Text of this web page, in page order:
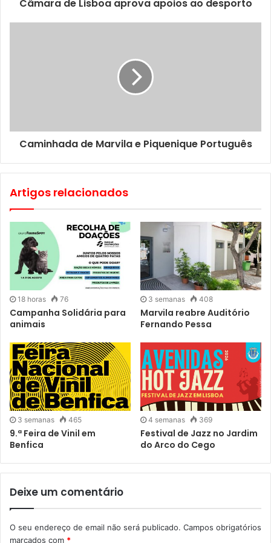
Alameda Padre Álvaro Proença, em Benfica,
Câmara de Lisboa aprova apoios ao desporto
Caminhada de Marvila e Piquenique Português
Artigos relacionados
18 horas 76
Campanha Solidária para
animais
3 semanas 408
Marvila reabre Auditório
Fernando Pessa
3 semanas 465
9.ª Feira de Vinil em
Benfica
4 semanas 369
Festival de Jazz no Jardim
do Arco do Cego
Deixe um comentário
O seu endereço de email não será publicado. Campos obrigatórios
marcados com *